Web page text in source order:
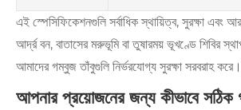
এই স্পেসিফিকেশনগুলি সর্বাধিক স্থায়িত্ব, সুরক্ষা এবং
আর্দ্র বন, বাতাসের মরুভূমি বা তুষারময় ভূখণ্ডে শিবির
আমাদের গম্বুজ তাঁবুগুলি নির্ভরযোগ্য সুরক্ষা সরবরাহ করে।
আপনার প্রয়োজনের জন্য কীভাবে সঠিক